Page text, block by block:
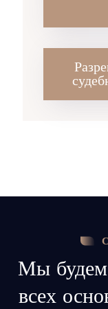
Мы будем
всех